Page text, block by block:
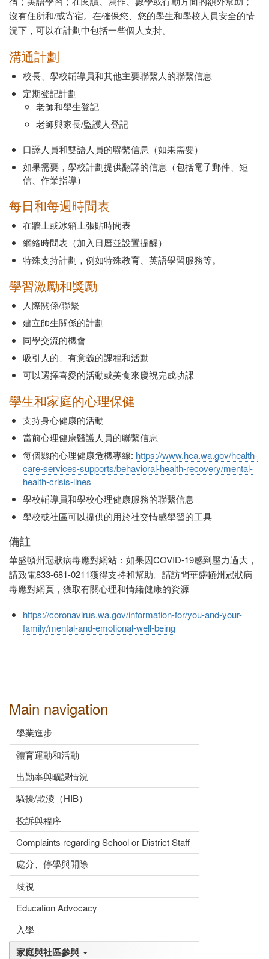
Main navigation
學業進步
體育運動和活動
出勤率與曠課情況
騷擾/欺淩（HIB）
投訴與程序
Complaints regarding School or District Staff
處分、停學與開除
歧視
Education Advocacy
入學
家庭與社區參與
沒有住所和/或寄宿。在確保您、您的學生和學校人員安全的情
況下，可以在計劃中包括一些個人支持。
溝通計劃
校長、學校輔導員和其他主要聯繫人的聯繫信息
定期登記計劃
老師和學生登記
老師與家長/監護人登記
口譯人員和雙語人員的聯繫信息（如果需要）
如果需要，學校計劃提供翻譯的信息（包括電子郵件、短
信、作業指導）
每日和每週時間表
在牆上或冰箱上張貼時間表
網絡時間表（加入日曆並設置提醒）
特殊支持計劃，例如特殊教育、英語學習服務等。
學習激勵和獎勵
人際關係/聯繫
建立師生關係的計劃
同學交流的機會
吸引人的、有意義的課程和活動
可以選擇喜愛的活動或美食來慶祝完成功課
學生和家庭的心理保健
支持身心健康的活動
當前心理健康醫護人員的聯繫信息
每個縣的心理健康危機專線: https://www.hca.wa.gov/health-
care-services-supports/behavioral-health-recovery/mental-
health-crisis-lines
學校輔導員和學校心理健康服務的聯繫信息
學校或社區可以提供的用於社交情感學習的工具
備註
華盛頓州冠狀病毒應對網站：如果因COVID-19感到壓力過大，
請致電833-681-0211獲得支持和幫助。請訪問華盛頓州冠狀病
毒應對網頁，獲取有關心理和情緒健康的資源
https://coronavirus.wa.gov/information-for/you-and-your-
family/mental-and-emotional-well-being